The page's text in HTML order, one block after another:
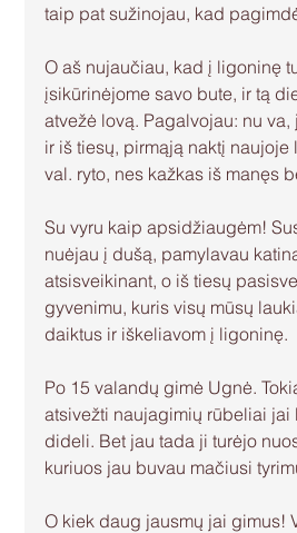
taip pat sužinojau, kad
O aš nujaučiau, kad į ligoninę
įsikūrinėjome savo bute, ir tą
atvežė lovą. Pagalvojau: nu
ir iš tiesų, pirmąją naktį naujoje
val. ryto, nes kažkas iš manęs
Su vyru kaip apsidžiaugėm!
nuėjau į dušą, pamylavau
atsisveikinant, o iš tiesų
gyvenimu, kuris visų mūsų
daiktus ir iškeliavom į ligoninę.
Po 15 valandų gimė Ugnė.
atsivežti naujagimių rūbeliai
dideli. Bet jau tada ji turėjo
kuriuos jau buvau mačiusi
O kiek daug jausmų jai gimus!